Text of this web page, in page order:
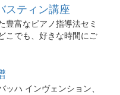
スティン講座
豊富なピアノ指導法セミ
こでも、好きな時間にご
ッハ インヴェンション、